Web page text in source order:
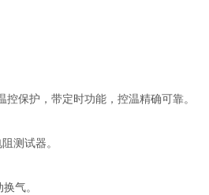
保护，带定时功能，控温精确可靠。
测试器。
气。